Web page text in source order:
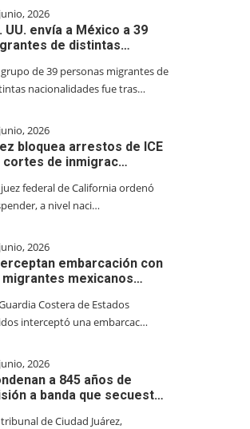
2026
UU. envía a México a 39
de distintas…
de 39 personas migrantes de
nacionalidades fue tras…
2026
bloquea arrestos de ICE
cortes de inmigrac…
federal de California ordenó
a nivel naci…
2026
embarcación con
migrantes mexicanos…
Costera de Estados
interceptó una embarcac…
2026
a 845 años de
a banda que secuest…
de Ciudad Juárez,